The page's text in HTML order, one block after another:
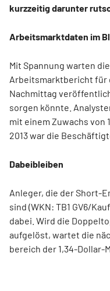
kurzzeitig darunter
Arbeitsmarktdaten im
Mit Spannung warten
Arbeitsmarktbericht für
Nachmittag
sorgen könnte.
mit einem Zuwachs von
2013 war die
Dabeibleiben
Anleger, die der Short-
sind (WKN: TB1 GV6/
dabei. Wird die
aufgelöst, wartet die
bereich der 1,34-Dollar-